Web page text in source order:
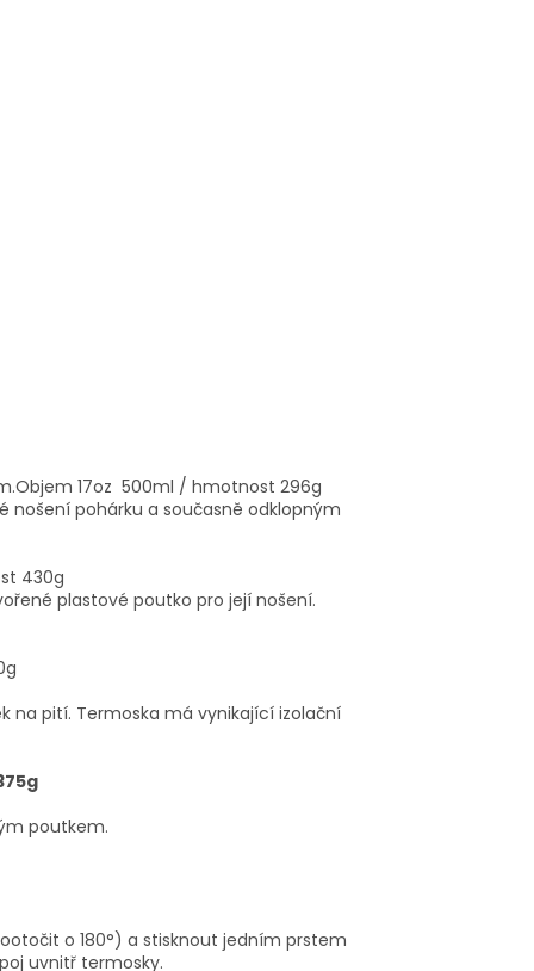
17oz 500ml / hmotnost 296g
pohárku a současně odklopným
430g
plastové poutko pro její nošení.
na pití. Termoska má vynikající izolační
poutkem.
o 180°) a stisknout jedním prstem
uvnitř termosky.